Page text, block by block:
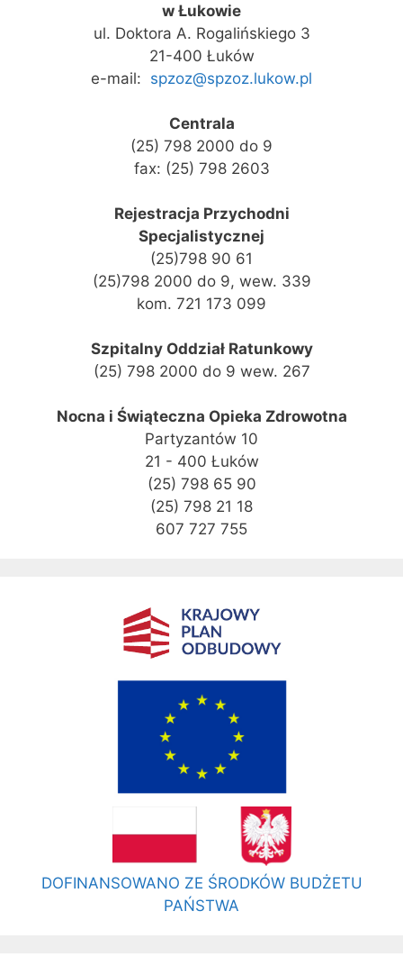
w Łukowie
ul. Doktora A. Rogalińskiego 3
21-400 Łuków
e-mail: spzoz@spzoz.lukow.pl
Centrala
(25) 798 2000 do 9
fax: (25) 798 2603
Rejestracja Przychodni
Specjalistycznej
(25)798 90 61
(25)798 2000 do 9, wew. 339
kom. 721 173 099
Szpitalny Oddział Ratunkowy
(25) 798 2000 do 9 wew. 267
Nocna i Świąteczna Opieka Zdrowotna
Partyzantów 10
21 - 400 Łuków
(25) 798 65 90
(25) 798 21 18
607 727 755
DOFINANSOWANO ZE ŚRODKÓW BUDŻETU
PAŃSTWA